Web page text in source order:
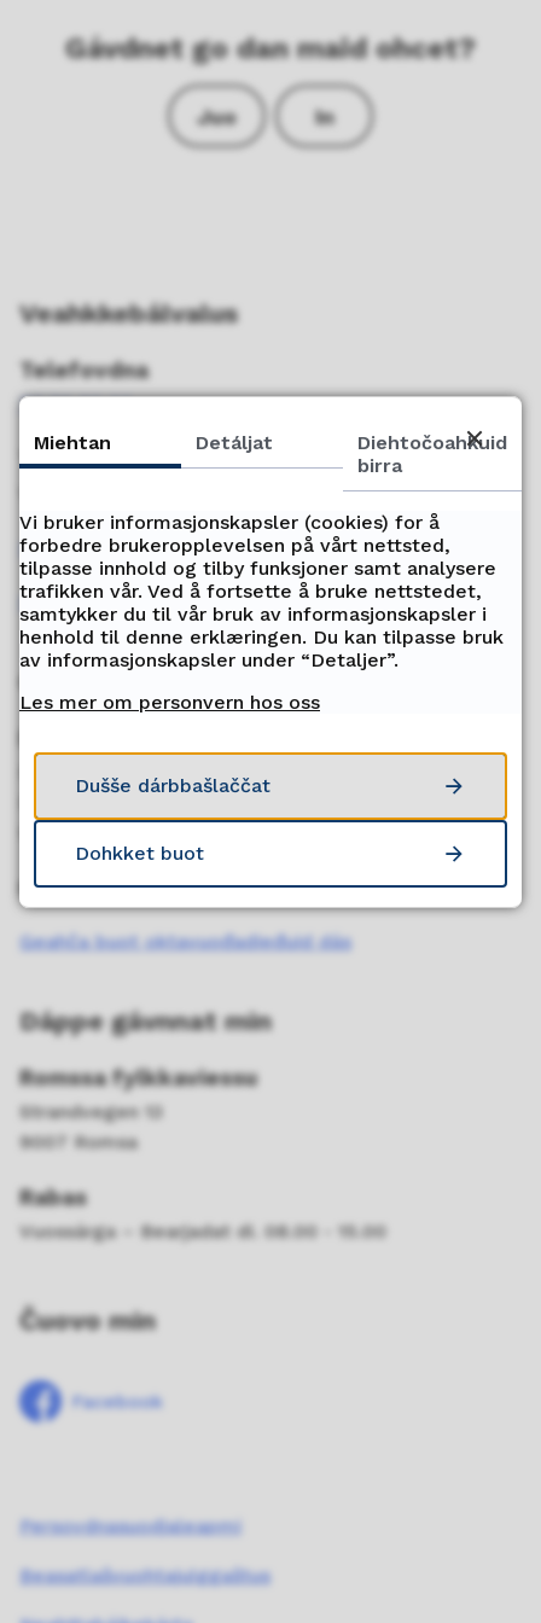
Gávdnet go dan maid ohcet?
Juo In
Veahkkebálvalus
Telefovdna
77 78 80 00
Telefovdnaáigi
Vuossárga – Bearjadat di. 09:00-15:00
Rabas virggit
Sádde fakturá midjiide
Romssa fylkkasuohkan
9296 Tromsø - Romsa
E-poasta: postmottak@tromsfylke.no
Geahča buot oktavuođadieđuid dás
Dáppe gávnnat min
Romssa fylkkaviessu
Strandvegen 13
9007 Romsa
Rabas
Vuossárga – Bearjadat di. 08.00 - 15.00
Čuovo min
Facebook
Persovdnasuodjaleapmi
Beasatlašvuohtajulggaštus
Miehtan Detáljat
Diehtočoahkuid
birra
Vi bruker informasjonskapsler (cookies) for å
forbedre brukeropplevelsen på vårt nettsted,
tilpasse innhold og tilby funksjoner samt analysere
trafikken vår. Ved å fortsette å bruke nettstedet,
samtykker du til vår bruk av informasjonskapsler i
henhold til denne erklæringen. Du kan tilpasse bruk
av informasjonskapsler under “Detaljer”.
Les mer om personvern hos oss
Dušše dárbbašlaččat
Dohkket buot